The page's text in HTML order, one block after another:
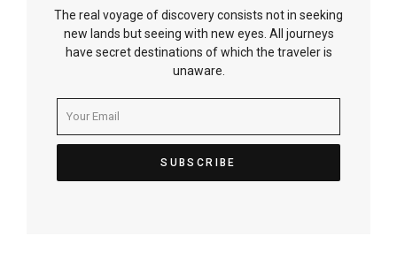
The real voyage of discovery consists not in seeking
new lands but seeing with new eyes. All journeys
have secret destinations of which the traveler is
unaware.